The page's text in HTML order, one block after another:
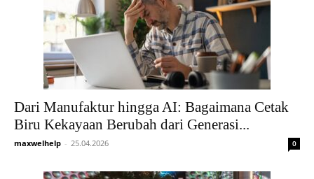
Dari Manufaktur hingga AI: Bagaimana Cetak
Biru Kekayaan Berubah dari Generasi...
maxwelhelp - 25.04.2026 0